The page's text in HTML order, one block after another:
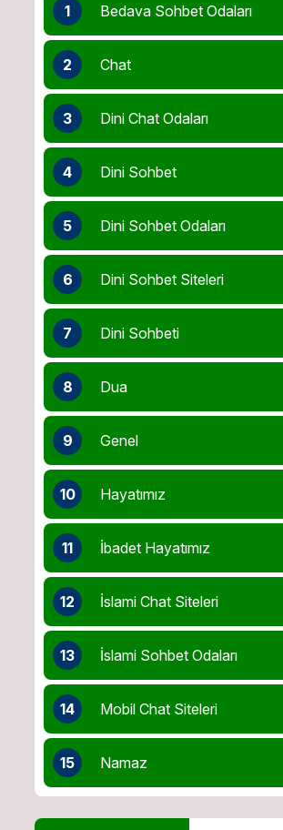
1 Bedava Sohbet Odaları
2 Chat
3 Dini Chat Odaları
4 Dini Sohbet
5 Dini Sohbet Odaları
6 Dini Sohbet Siteleri
7 Dini Sohbeti
8 Dua
9 Genel
10 Hayatımız
11 İbadet Hayatımız
12 İslami Chat Siteleri
13 İslami Sohbet Odaları
14 Mobil Chat Siteleri
15 Namaz